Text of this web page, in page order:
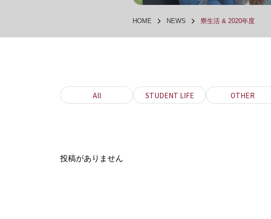
HOME NEWS 寮生活 & 2020年度
All STUDENT LIFE OTHER
投稿がありません